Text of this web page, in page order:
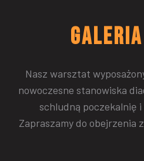
GALERIA
Nasz warsztat
nowoczesne stanowiska
schludną poczekalnię
Zapraszamy do obejrzenia